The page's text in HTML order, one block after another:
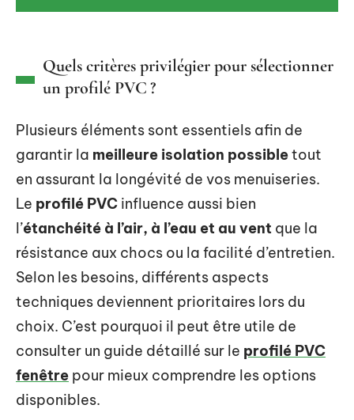
Quels critères privilégier pour sélectionner
un profilé PVC ?
Plusieurs éléments sont essentiels afin de
garantir la meilleure isolation possibletout
en assurant la longévité de vos menuiseries.
Le profilé PVC influence aussi bien
l’étanchéité à l’air, à l’eau et au vent que la
résistance aux chocs ou la facilité d’entretien.
Selon les besoins, différents aspects
techniques deviennent prioritaires lors du
choix. C’est pourquoi il peut être utile de
consulter un guide détaillé sur le profilé PVC
fenêtre pour mieux comprendre les options
disponibles.